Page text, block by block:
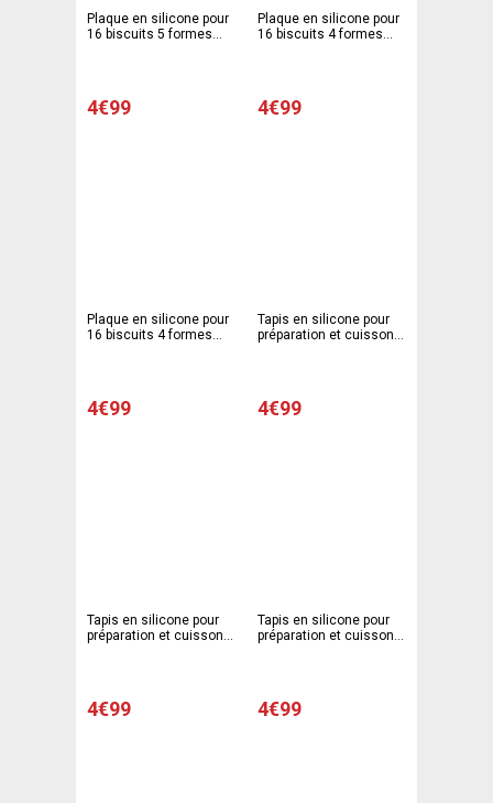
Plaque en silicone pour
16 biscuits 5 formes
4€99
Plaque en silicone pour
16 biscuits 4 formes
4€99
Plaque en silicone pour
16 biscuits 4 formes
4€99
Tapis en silicone pour
préparation et cuisson -
4€99
Tapis en silicone pour
préparation et cuisson -
4€99
Tapis en silicone pour
préparation et cuisson -
4€99